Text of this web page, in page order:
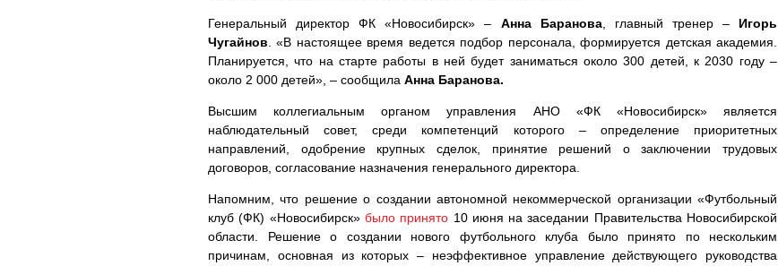
Генеральный директор ФК «Новосибирск» – Анна Баранова, главный тренер – Игорь
Чугайнов . «В настоящее время ведется подбор персонала, формируется детская академия.
Планируется, что на старте работы в ней будет заниматься около 300 детей, к 2030 году –
около 2 000 детей», – сообщила Анна Баранова.
Высшим коллегиальным органом управления АНО «ФК «Новосибирск» является
наблюдательный совет, среди компетенций которого – определение приоритетных
направлений, одобрение крупных сделок, принятие решений о заключении трудовых
договоров, согласование назначения генерального директора.
Напомним, что решение о создании автономной некоммерческой организации «Футбольный
клуб (ФК) «Новосибирск» было принято 10 июня на заседании Правительства Новосибирской
области. Решение о создании нового футбольного клуба было принято по нескольким
причинам, основная из которых – неэффективное управление действующего руководства